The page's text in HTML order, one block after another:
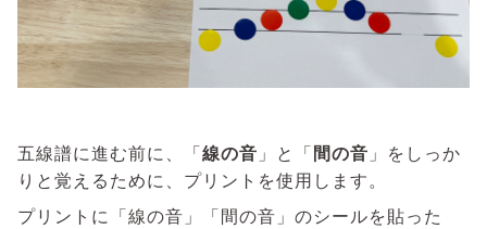
五線譜に進む前に、「線の音 」と「 間の音 」をしっか
りと覚えるために、プリントを使用します。
プリントに「線の音」「間の音」のシールを貼った